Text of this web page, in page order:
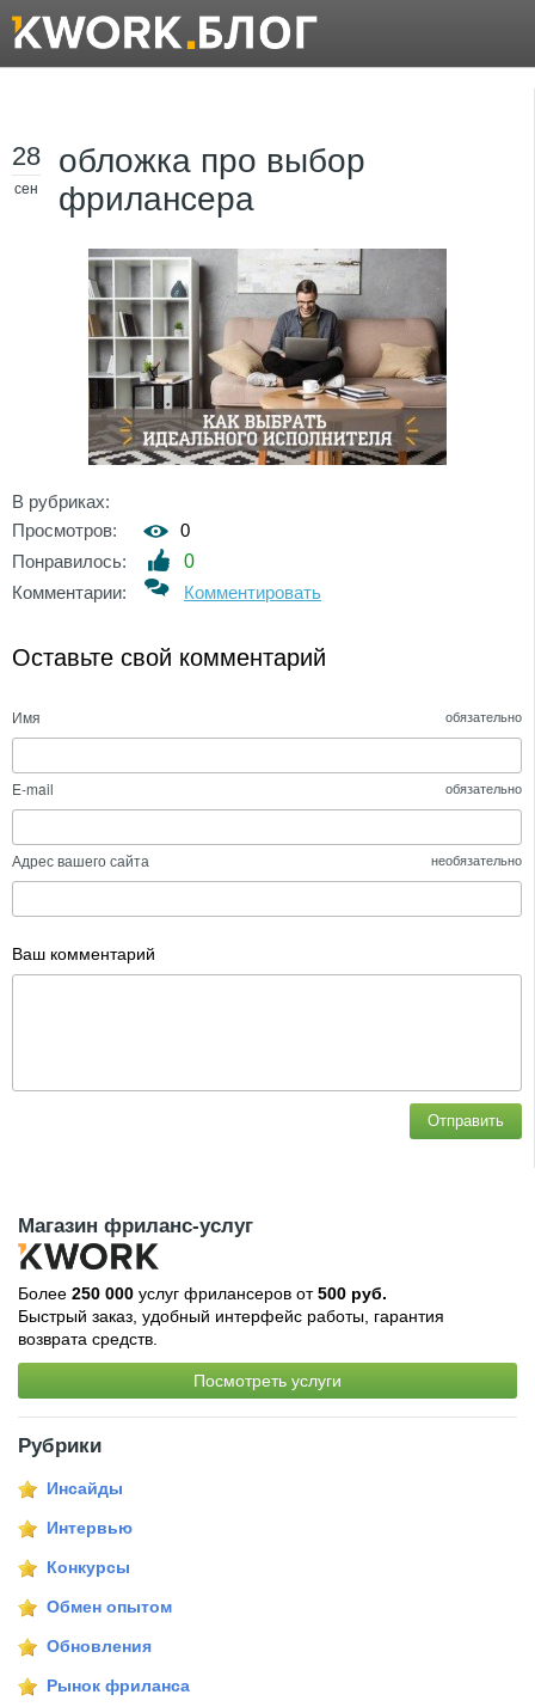
28
сен
обложка про выбор
фрилансера
В рубриках:
Просмотров:
0
Понравилось:
0
Комментарии:
Комментировать
Оставьте свой комментарий
Имя обязательно
E-mail обязательно
Адрес вашего сайта необязательно
Ваш комментарий
Отправить
Магазин фриланс-услуг
Более 250 000 услуг фрилансеров от500 руб.
Быстрый заказ, удобный интерфейс работы, гарантия
возврата средств.
Посмотреть услуги
Рубрики
Инсайды
Интервью
Конкурсы
Обмен опытом
Обновления
Рынок фриланса